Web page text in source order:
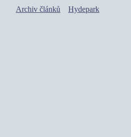
Archiv článků Hydepark